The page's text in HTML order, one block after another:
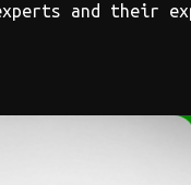
and their